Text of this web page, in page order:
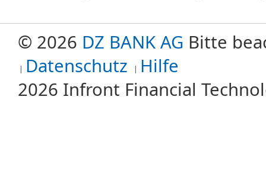
© 2026 DZ BANK AG Bitte
Datenschutz Hilfe
2026 Infront Financial